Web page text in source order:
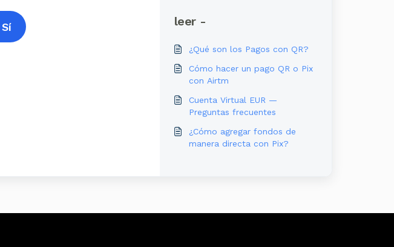
Sí
leer -
¿Qué son los Pagos con QR?
Cómo hacer un pago QR o Pix
con Airtm
Cuenta Virtual EUR —
Preguntas frecuentes
¿Cómo agregar fondos de
manera directa con Pix?